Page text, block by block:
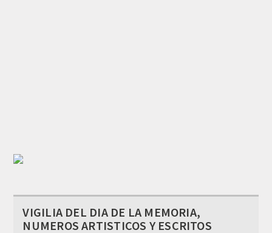
VIGILIA DEL DIA DE LA MEMORIA,
NUMEROS ARTISTICOS Y ESCRITOS